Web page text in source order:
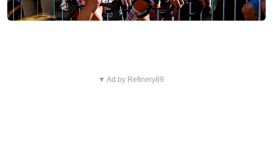
▼ Ad by Refinery89